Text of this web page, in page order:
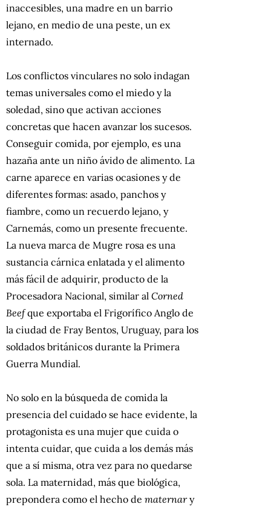
inaccesibles, una madre en un barrio
lejano, en medio de una peste, un ex
internado.
Los conflictos vinculares no solo indagan
temas universales como el miedo y la
soledad, sino que activan acciones
concretas que hacen avanzar los sucesos.
Conseguir comida, por ejemplo, es una
hazaña ante un niño ávido de alimento. La
carne aparece en varias ocasiones y de
diferentes formas: asado, panchos y
fiambre, como un recuerdo lejano, y
Carnemás, como un presente frecuente.
La nueva marca de Mugre rosa es una
sustancia cárnica enlatada y el alimento
más fácil de adquirir, producto de la
Procesadora Nacional, similar al Corned
Beefque exportaba el Frigorífico Anglo de
la ciudad de Fray Bentos, Uruguay, para los
soldados británicos durante la Primera
Guerra Mundial.
No solo en la búsqueda de comida la
presencia del cuidado se hace evidente, la
protagonista es una mujer que cuida o
intenta cuidar, que cuida a los demás más
que a sí misma, otra vez para no quedarse
sola. La maternidad, más que biológica,
prepondera como el hecho de maternary